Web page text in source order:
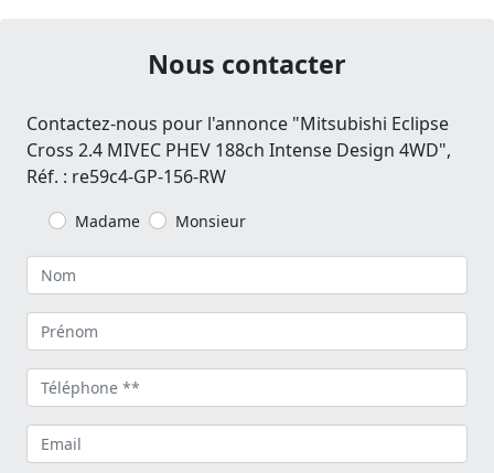
Nous contacter
Contactez-nous pour l'annonce "Mitsubishi Eclipse
Cross 2.4 MIVEC PHEV 188ch Intense Design 4WD",
Réf. : re59c4-GP-156-RW
Madame Monsieur